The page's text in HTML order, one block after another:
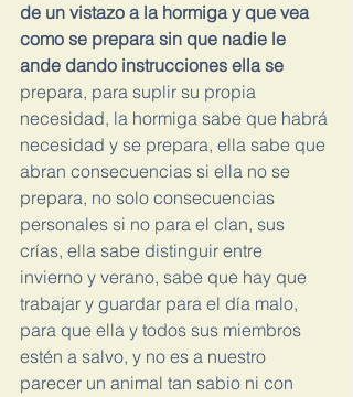
de un vistazo a la hormiga y que vea
como se prepara sin que nadie le
ande dando instrucciones ella se
prepara, para suplir su propia
necesidad, la hormiga sabe que habrá
necesidad y se prepara, ella sabe que
abran consecuencias si ella no se
prepara, no solo consecuencias
personales si no para el clan, sus
crías, ella sabe distinguir entre
invierno y verano, sabe que hay que
trabajar y guardar para el día malo,
para que ella y todos sus miembros
estén a salvo, y no es a nuestro
parecer un animal tan sabio ni con